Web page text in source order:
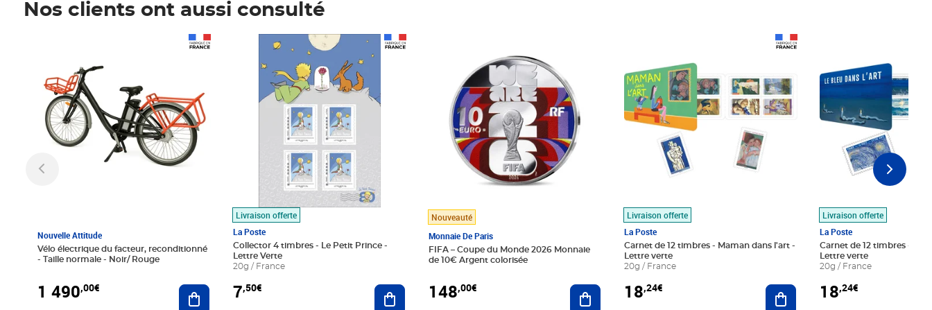
Nos clients ont aussi consulté
Nouvelle Attitude
Vélo électrique du facteur, reconditionné
- Taille normale - Noir/ Rouge
1 490,00€ Ajouter au panier
Livraison offerte
La Poste
Collector 4 timbres - Le Petit Prince -
Lettre Verte
20g / France
7,50€
Prix 7,50€
Ajouter au panier
Nouveauté
Monnaie De Paris
FIFA – Coupe du Monde 2026 Monnaie
de 10€ Argent colorisée
148,00€ Ajouter au panier
Livraison offerte
La Poste
Carnet de 12 timbres - Maman dans l'art -
Lettre verte
20g / France
18,24€ Ajouter au panier
Livraison offerte
La Poste
Carnet de 12 timbres - Le
Lettre verte
20g / France
18,24€